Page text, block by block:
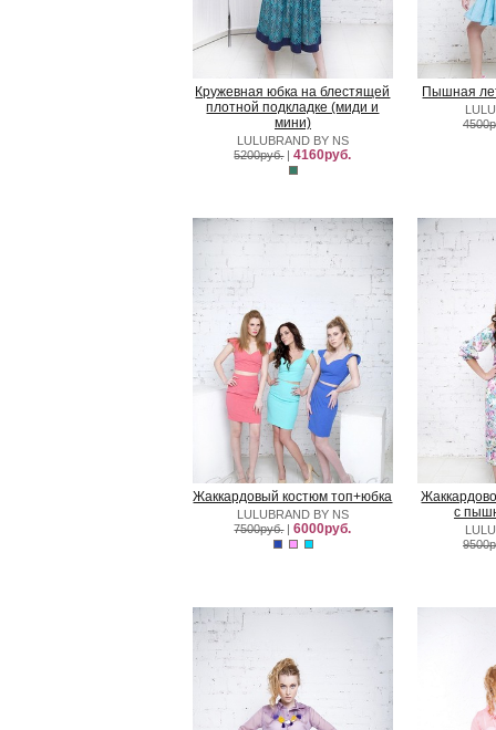
Кружевная юбка на блестящей
плотной подкладке (миди и
мини)
LULUBRAND BY NS
5200руб.|4160руб.
Пышная
Жаккардовый костюм топ+юбка
LULUBRAND BY NS
7500руб.|6000руб.
с